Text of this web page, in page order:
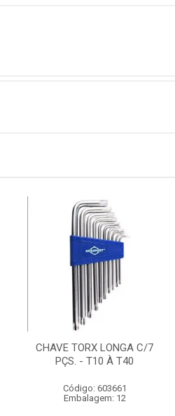
CHAVE TORX LONGA C/7
PÇS. - T10 À T40
Código: 603661
Embalagem: 12